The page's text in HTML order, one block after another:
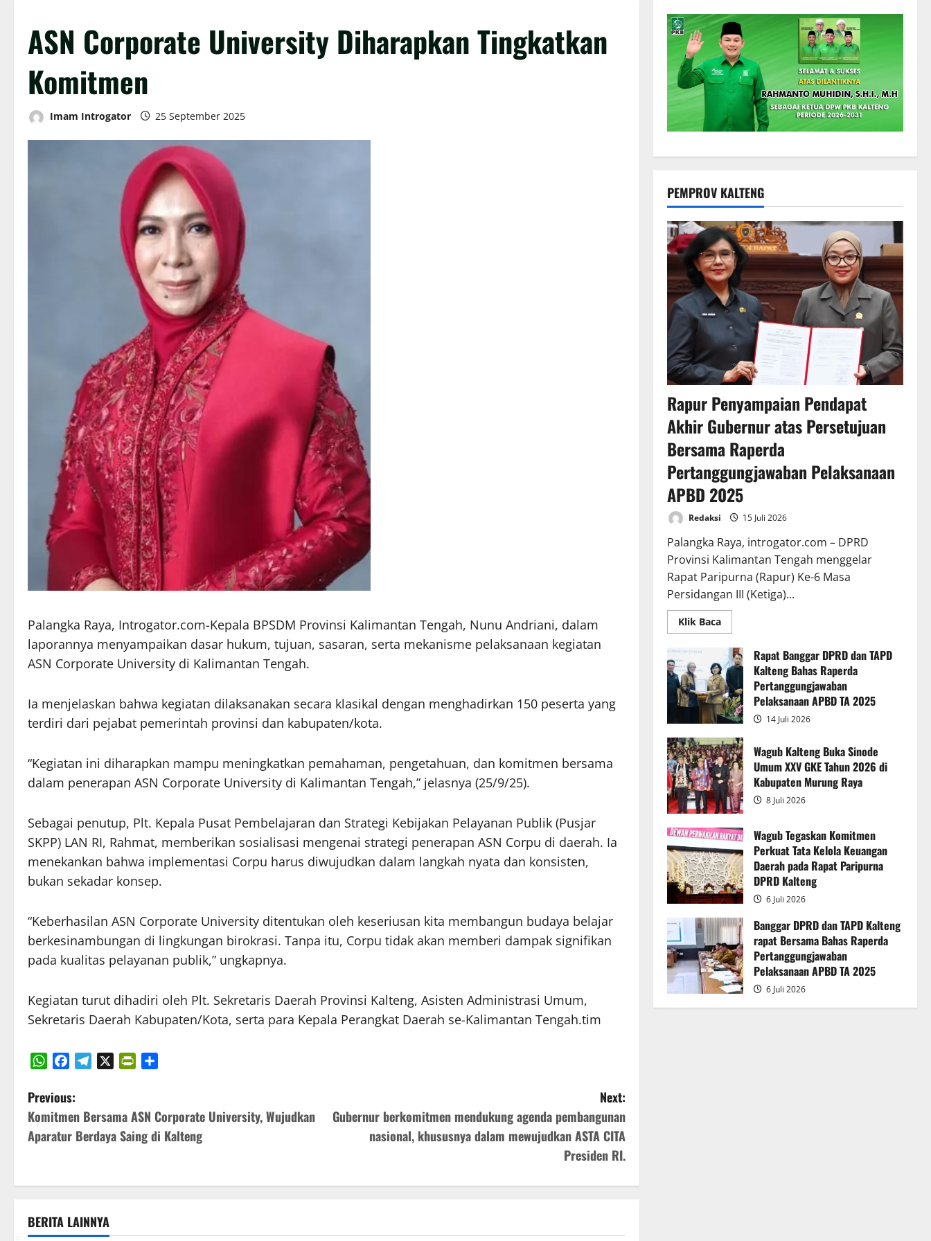
ASN Corporate University Diharapkan Tingkatkan
Komitmen
Imam Introgator 25 September 2025
Palangka Raya, Introgator.com-Kepala BPSDM Provinsi Kalimantan Tengah, Nunu Andriani, dalam
laporannya menyampaikan dasar hukum, tujuan, sasaran, serta mekanisme pelaksanaan kegiatan
ASN Corporate University di Kalimantan Tengah.
Ia menjelaskan bahwa kegiatan dilaksanakan secara klasikal dengan menghadirkan 150 peserta yang
terdiri dari pejabat pemerintah provinsi dan kabupaten/kota.
“Kegiatan ini diharapkan mampu meningkatkan pemahaman, pengetahuan, dan komitmen bersama
dalam penerapan ASN Corporate University di Kalimantan Tengah,” jelasnya (25/9/25).
Sebagai penutup, Plt. Kepala Pusat Pembelajaran dan Strategi Kebijakan Pelayanan Publik (Pusjar
SKPP) LAN RI, Rahmat, memberikan sosialisasi mengenai strategi penerapan ASN Corpu di daerah. Ia
menekankan bahwa implementasi Corpu harus diwujudkan dalam langkah nyata dan konsisten,
bukan sekadar konsep.
“Keberhasilan ASN Corporate University ditentukan oleh keseriusan kita membangun budaya belajar
berkesinambungan di lingkungan birokrasi. Tanpa itu, Corpu tidak akan memberi dampak signifikan
pada kualitas pelayanan publik,” ungkapnya.
Kegiatan turut dihadiri oleh Plt. Sekretaris Daerah Provinsi Kalteng, Asisten Administrasi Umum,
Sekretaris Daerah Kabupaten/Kota, serta para Kepala Perangkat Daerah se-Kalimantan Tengah.tim
P
o
t
n
Previous:
Komitmen Bersama ASN Corporate University, Wujudkan
Aparatur Berdaya Saing di Kalteng
Next:
Gubernur berkomitmen mendukung agenda pembangunan
nasional, khususnya dalam mewujudkan ASTA CITA
Presiden RI.
BERITA LAINNYA
PEMPROV KALTENG
Rapur Penyampaian Pendapat
Akhir Gubernur atas Persetujuan
Bersama Raperda
Pertanggungjawaban Pelaksanaan
APBD 2025
Redaksi 15 Juli 2026
Palangka Raya, introgator.com – DPRD
Provinsi Kalimantan Tengah menggelar
Rapat Paripurna (Rapur) Ke-6 Masa
Persidangan III (Ketiga)...
Klik BacaRead
more
Rapur
Penyampaian
Pendapat
Akhir
Gubernur
atas
Persetujuan
Bersama
Raperda
Pertanggungjawaban
Pelaksanaan
APBD
2025
Rapat Banggar DPRD dan TAPD
Kalteng Bahas Raperda
Pertanggungjawaban
Pelaksanaan APBD TA 2025
14 Juli 2026
Wagub Kalteng Buka Sinode
Umum XXV GKE Tahun 2026 di
Kabupaten Murung Raya
8 Juli 2026
Wagub Tegaskan Komitmen
Perkuat Tata Kelola Keuangan
Daerah pada Rapat Paripurna
DPRD Kalteng
6 Juli 2026
Banggar DPRD dan TAPD Kalteng
rapat Bersama Bahas Raperda
Pertanggungjawaban
Pelaksanaan APBD TA 2025
6 Juli 2026